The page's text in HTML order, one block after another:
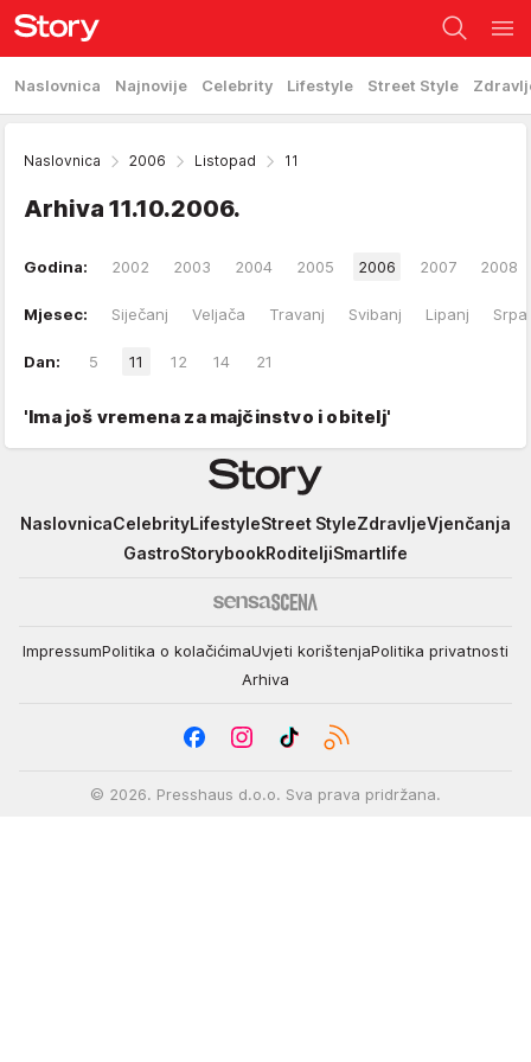
Naslovnica Najnovije Celebrity Lifestyle Street Style
Naslovnica 2006 Listopad 11
Arhiva 11.10.2006.
Godina: 2002 2003 2004 2005 2006 2007 2008
Mjesec: Siječanj Veljača Travanj Svibanj Lipanj
Dan: 5 11 12 14 21
'Ima još vremena za majčinstvo i obitelj'
Story
NaslovnicaCelebrityLifestyleStreet StyleZdravljeVjenčanja
GastroStorybookRoditeljiSmartlife
ImpressumPolitika o kolačićimaUvjeti korištenjaPolitika privatnosti
Arhiva
© 2026. Presshaus d.o.o. Sva prava pridržana.